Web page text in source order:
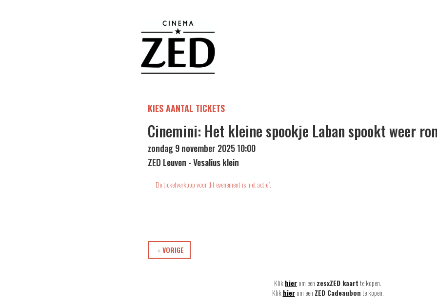
KIES AANTAL TICKETS
Cinemini: Het kleine spookje Laban spookt weer
zondag 9 november 2025 10:00
ZED Leuven - Vesalius klein
De ticketverkoop voor dit evenement is niet actief.
VORIGE
Klikhierom een zesxZED kaartte kopen.
Klik hier om een ZED Cadeaubonte kopen.